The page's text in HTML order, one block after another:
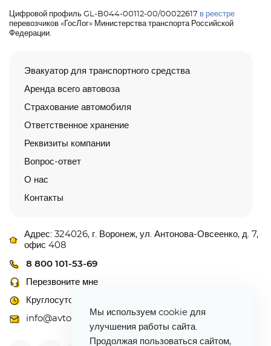
Цифровой профиль GL-B044-00112-00/00022617 в реестре
перевозчиков «ГосЛог» Министерства транспорта Российской
Федерации.
Эвакуатор для транспортного средства
Аренда всего автовоза
Страхование автомобиля
Ответственное хранение
Реквизиты компании
Вопрос-ответ
О нас
Контакты
Адрес: 324026, г. Воронеж, ул. Антонова-Овсеенко, д. 7,
офис 408
8 800 101-53-69
Перезвоните мне
Круглосуточно
info@avtovoz-centr.ru
Мы используем cookie для
улучшения работы сайта.
Продолжая пользоваться сайтом,